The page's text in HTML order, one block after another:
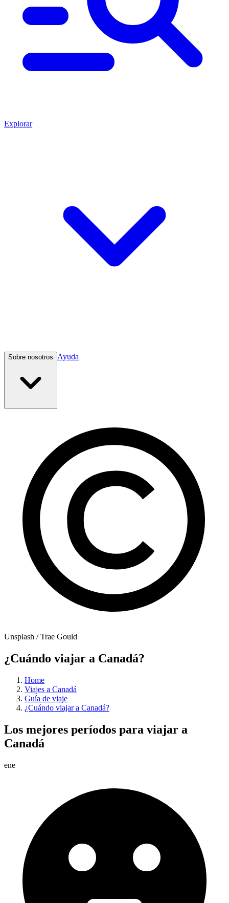
Explorar
Sobre nosotros Ayuda
Unsplash / Trae Gould
¿Cuándo viajar a Canadá?
Home
Viajes a Canadá
Guía de viaje
¿Cuándo viajar a Canadá?
Los mejores períodos para viajar a
Canadá
ene